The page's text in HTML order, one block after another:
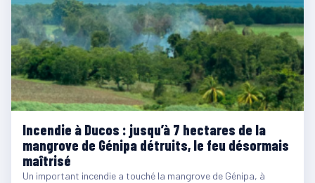
Incendie à Ducos : jusqu’à 7 hectares de la
mangrove de Génipa détruits, le feu désormais
maîtrisé
Un important incendie a touché la mangrove de Génipa, à